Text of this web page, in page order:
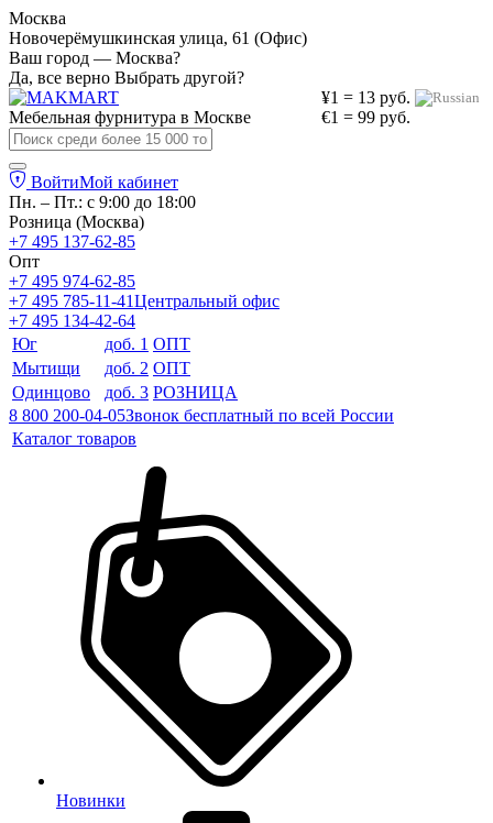
Москва
Новочерёмушкинская улица, 61 (Офис)
Ваш город — Москва?
Да, все верно Выбрать другой?
¥1 = 13 руб.
€1 = 99 руб.
Мебельная фурнитура в Москве
ВойтиМой кабинет
Пн. – Пт.: с 9:00 до 18:00
Розница (Москва)
+7 495 137-62-85
Опт
+7 495 974-62-85
+7 495 785-11-41Центральный офис
+7 495 134-42-64
Юг
доб. 1 ОПТ
Мытищи
доб. 2 ОПТ
Одинцово
доб. 3 РОЗНИЦА
8 800 200-04-05Звонок бесплатный по всей России
Каталог товаров
Новинки